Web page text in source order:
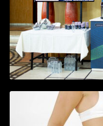
Tratamentul
în greutate
perioada
riscul de